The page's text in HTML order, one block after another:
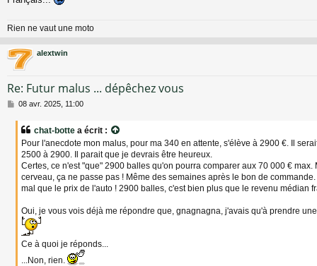
Rien ne vaut une moto
alextwin
Re: Futur malus ... dépêchez vous
M
08 avr. 2025, 11:00
chat-botte a écrit :
Pour l'anecdote mon malus, pour ma 340 en attente, s'élève à 2900 €. Il
2500 à 2900. Il parait que je devrais être heureux.
Certes, ce n'est "que" 2900 balles qu'on pourra comparer aux 70 000 € max.
cerveau, ça ne passe pas ! Même des semaines après le bon de
mal que le prix de l'auto ! 2900 balles, c'est bien plus que le revenu médian
Oui, je vous vois déjà me répondre que, gnagnagna, j'avais qu'à prendre
Ce à quoi je réponds...
...Non, rien.